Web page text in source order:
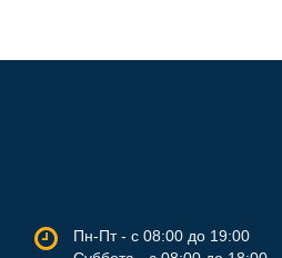
Пн-Пт - с 08:00 до 19:00